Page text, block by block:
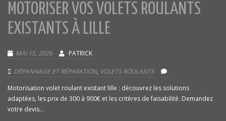
MOTORISER VOS VOLETS ROULANTS
EXISTANTS À LILLE
MAI 15, 2026 PATRICK
DÉPANNAGE ET RÉPARATION, VOLETS ROULANTS
Motorisation volet roulant existant lille : découvrez les solutions
adaptées, les prix de 300 à 900€ et les critères de faisabilité. Demandez
votre devis...